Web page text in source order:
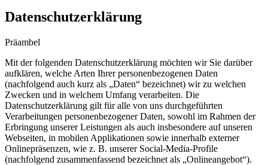
Datenschutzerklärung
Präambel
Mit der folgenden Datenschutzerklärung möchten wir Sie darüber
aufklären, welche Arten Ihrer personenbezogenen Daten
(nachfolgend auch kurz als „Daten“ bezeichnet) wir zu welchen
Zwecken und in welchem Umfang verarbeiten. Die
Datenschutzerklärung gilt für alle von uns durchgeführten
Verarbeitungen personenbezogener Daten, sowohl im Rahmen der
Erbringung unserer Leistungen als auch insbesondere auf unseren
Webseiten, in mobilen Applikationen sowie innerhalb externer
Onlinepräsenzen, wie z. B. unserer Social-Media-Profile
(nachfolgend zusammenfassend bezeichnet als „Onlineangebot“).